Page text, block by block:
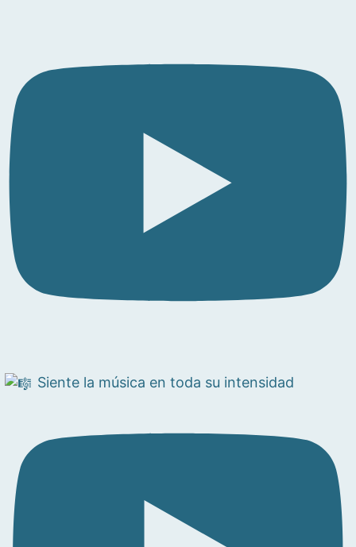
Siente la música en toda su intensidad